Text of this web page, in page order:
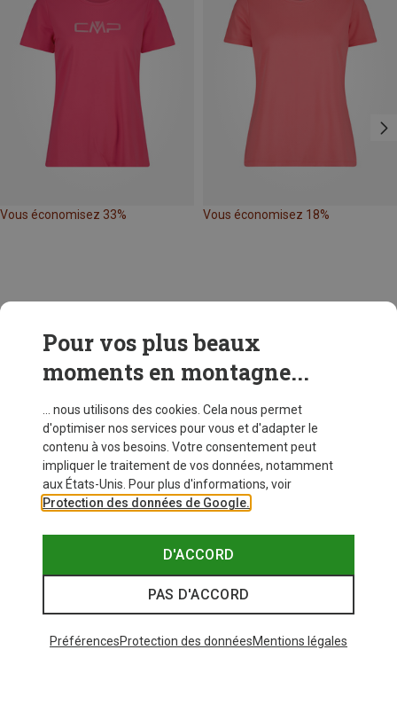
Vous économisez 33% Vous économisez 18%
Pour vos plus beaux
moments en montagne...
... nous utilisons des cookies. Cela nous permet
d'optimiser nos services pour vous et d'adapter le
contenu à vos besoins. Votre consentement peut
impliquer le traitement de vos données, notamment
aux États-Unis. Pour plus d'informations, voir
Protection des données de Google.
D'ACCORD
PAS D'ACCORD
PréférencesProtection des donnéesMentions légales